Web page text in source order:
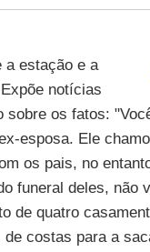
a estação e a
notícias
sobre os fatos:
esposa. Ele
os pais, no
funeral deles, não
de quatro
costas para a